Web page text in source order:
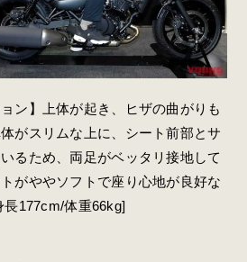
ン】上体が起き、ヒザの曲がりも
がスリムな上に、シート前部とサ
るため、両足がベッタリ接地して
がややソフトで座り心地が良好な
177cm/体重66kg]